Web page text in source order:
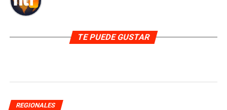
TE PUEDE GUSTAR
REGIONALES